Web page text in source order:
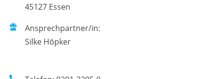
45127 Essen
Ansprechpartner/in:
Silke Höpker